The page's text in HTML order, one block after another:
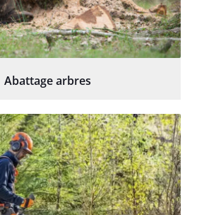
Abattage arbres